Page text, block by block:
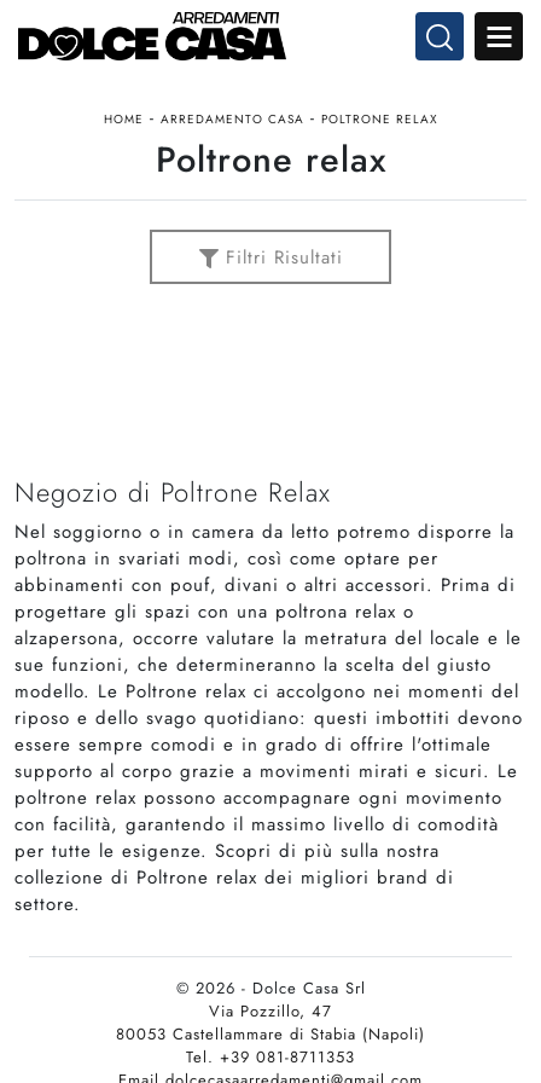
HOME - ARREDAMENTO CASA - POLTRONE RELAX
Poltrone relax
Filtri Risultati
Negozio di Poltrone Relax
Nel soggiorno o in camera da letto potremo disporre la
poltrona in svariati modi, così come optare per
abbinamenti con pouf, divani o altri accessori. Prima di
progettare gli spazi con una poltrona relax o
alzapersona, occorre valutare la metratura del locale e le
sue funzioni, che determineranno la scelta del giusto
modello. Le Poltrone relax ci accolgono nei momenti del
riposo e dello svago quotidiano: questi imbottiti devono
essere sempre comodi e in grado di offrire l'ottimale
supporto al corpo grazie a movimenti mirati e sicuri. Le
poltrone relax possono accompagnare ogni movimento
con facilità, garantendo il massimo livello di comodità
per tutte le esigenze. Scopri di più sulla nostra
collezione di Poltrone relax dei migliori brand di
settore.
© 2026 - Dolce Casa Srl
Via Pozzillo, 47
80053 Castellammare di Stabia (Napoli)
Tel. +39 081-8711353